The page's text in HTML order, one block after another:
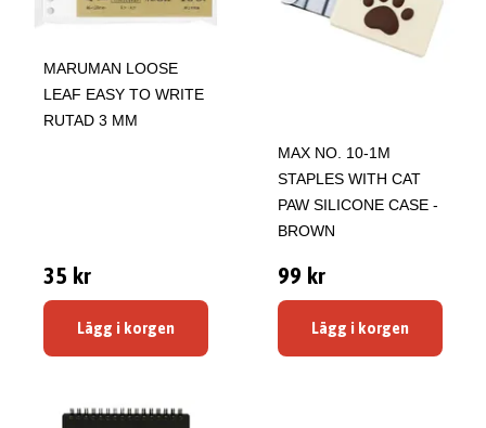
MARUMAN LOOSE
LEAF EASY TO WRITE
RUTAD 3 MM
35 kr
Lägg i korgen
MAX NO. 10-1M
STAPLES WITH CAT
PAW SILICONE CASE -
BROWN
99 kr
Lägg i korgen